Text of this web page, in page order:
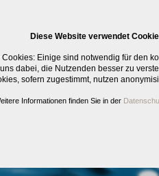
Diese Website verwendet
Einige sind notwendig für den
dabei, die Nutzenden besser zu
sofern zugestimmt, nutzen
Informationen finden Sie in der